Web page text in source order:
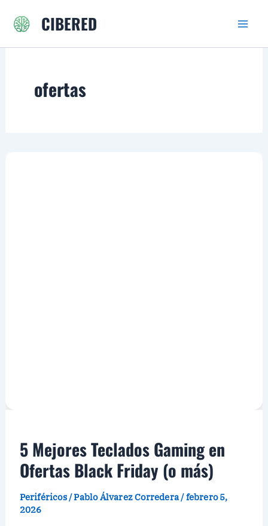
CIBERED
ofertas
5 Mejores Teclados Gaming en
Ofertas Black Friday (o más)
Periféricos/Pablo Álvarez Corredera/febrero 5,
2026